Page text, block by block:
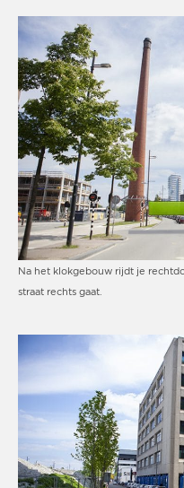
Na het klokgebouw rijdt je
straat rechts gaat.